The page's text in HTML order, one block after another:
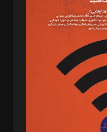
سروش کرمیان،
فائزه فتحی